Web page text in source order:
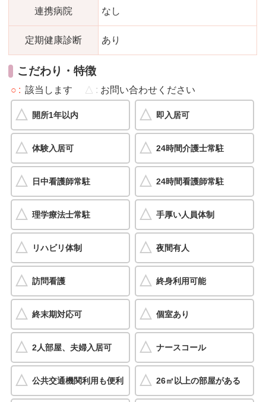
連携病院 なし
定期健康診断 あり
こだわり・特徴
○ 該当します △ お問い合わせください
開所1年以内 即入居可
体験入居可 24時間介護士常駐
日中看護師常駐 24時間看護師常駐
理学療法士常駐 手厚い人員体制
リハビリ体制 夜間有人
訪問看護 終身利用可能
終末期対応可 個室あり
2人部屋、夫婦入居可 ナースコール
公共交通機関利用も便利 26㎡以上の部屋がある